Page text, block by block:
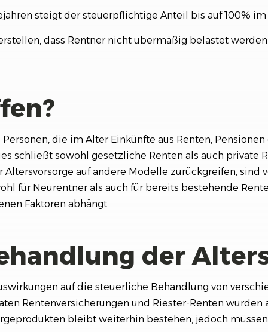
steigt der steuerpflichtige Anteil bis auf 100% im
dass Rentner nicht übermäßig belastet
die im Alter Einkünfte aus Renten,
schließt sowohl gesetzliche Renten als auch private
auf andere Modelle zurückgreifen, sind
für Neurentner als auch für bereits bestehende
Faktoren abhängt.
der
auf die steuerliche Behandlung von
Rentenversicherungen und Riester-Renten wurden
bleibt weiterhin bestehen, jedoch